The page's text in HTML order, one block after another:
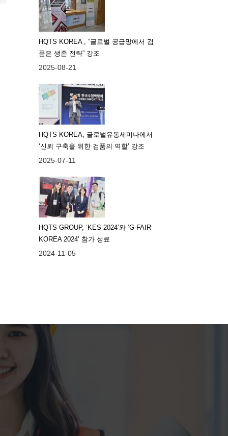
HQTS KOREA , “글로벌 공급망에서 검
품은 생존 전략” 강조
2025-08-21
HQTS KOREA, 글로벌유통세미나에서
‘신뢰 구축을 위한 검품의 역할’ 강조
2025-07-11
HQTS GROUP, ‘KES 2024’와 ‘G-FAIR
KOREA 2024’ 참가 성료
2024-11-05